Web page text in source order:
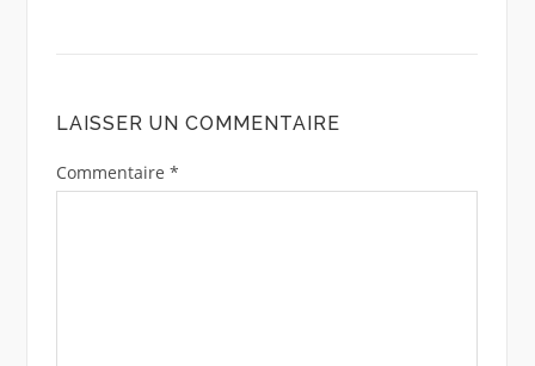
LAISSER UN COMMENTAIRE
Commentaire *